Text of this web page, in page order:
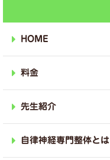
HOME
料金
先生紹介
自律神経専門整体とは